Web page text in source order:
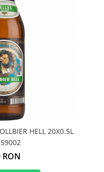
HELL 20X0.5L
RON